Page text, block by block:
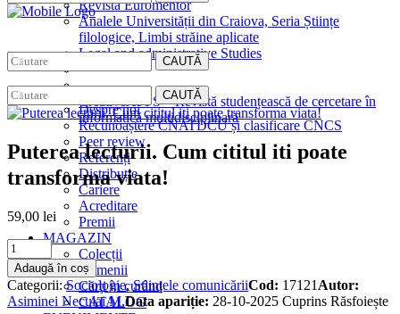
Revista Euromentor
Analele Universității din Craiova, Seria Științe
filologice, Limbi străine aplicate
Legal and administrative Studies
CreativeAPPS – Revistă studențească de cercetare în
informatică multidisciplinară
CAUTĂ
EDITURA
Despre noi
Recunoaștere CNATDCU și clasificare CNCS
Peer review
Referenți
Distribuție
Cariere
Acreditare
Premii
MAGAZIN
Colecții
Domenii
Cărţi în curând
CATALOG
CAUTĂ
Puterea lecturii. Cum cititul iti poate
transforma viata!
59,00 lei
Puterea
lecturii.
Cum
cititul
iti
Adaugă în coș
Categorii:Sociologie,Stiințele comunicăriiCod: 17121 Autor:
Asiminei Neculai M.Data apariție: 28-10-2025 Cuprins Răsfoiește